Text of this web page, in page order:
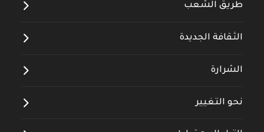
طريق الشعب
الثقافة الجديدة
الشرارة
نحو التغيير